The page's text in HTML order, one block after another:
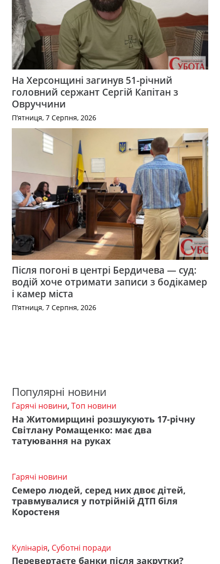
На Херсонщині загинув 51-річний
головний сержант Сергій Капітан з
Овруччини
П’ятниця, 7 Серпня, 2026
Після погоні в центрі Бердичева — суд:
водій хоче отримати записи з бодікамер
і камер міста
П’ятниця, 7 Серпня, 2026
Популярні новини
Гарячі новини, Топ новини
На Житомирщині розшукують 17-річну
Світлану Ромащенко: має два
татуювання на руках
Гарячі новини
Семеро людей, серед них двоє дітей,
травмувалися у потрійній ДТП біля
Коростеня
Кулінарія, Суботні поради
Перевертаєте банки після закрутки?